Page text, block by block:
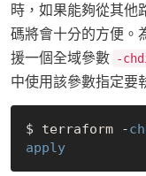
時，如果能夠從其他
碼將會十分的方便。
援一個全域參數 -
中使用該參數指定要
$ terraform -
apply